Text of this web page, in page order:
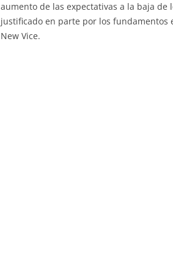
aumento de las expectativas a la baja
justificado en parte por los fundamentos
New Vice.